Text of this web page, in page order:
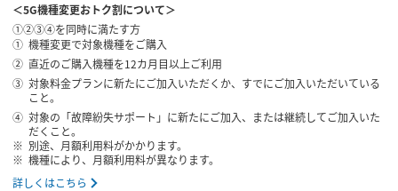
＜5G機種変更おトク割について＞
①②③④を同時に満たす方
機種変更で対象機種をご購入
直近のご購入機種を12カ月目以上ご利用
対象料金プランに新たにご加入いただくか、すでにご加入いただいている
こと。
対象の「故障紛失サポート」に新たにご加入、または継続してご加入いた
だくこと。
別途、月額利用料がかかります。
機種により、月額利用料が異なります。
詳しくはこちら